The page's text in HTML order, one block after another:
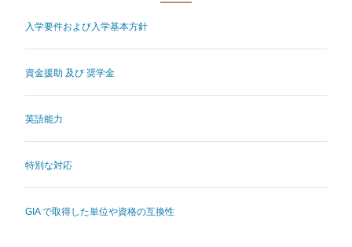
入学要件および入学基本方針
資金援助 及び 奨学金
英語能力
特別な対応
GIA で取得した単位や資格の互換性